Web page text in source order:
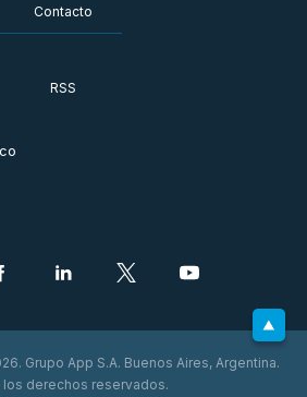
Contacto
RSS
Grupo App S.A. Buenos Aires, Argentina.
los derechos reservados.